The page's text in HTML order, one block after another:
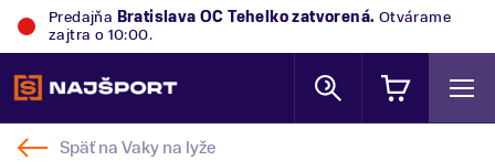
Predajňa Bratislava OC Tehelkozatvorená. Otvárame
zajtra o 10:00.
Späť naVaky na lyže